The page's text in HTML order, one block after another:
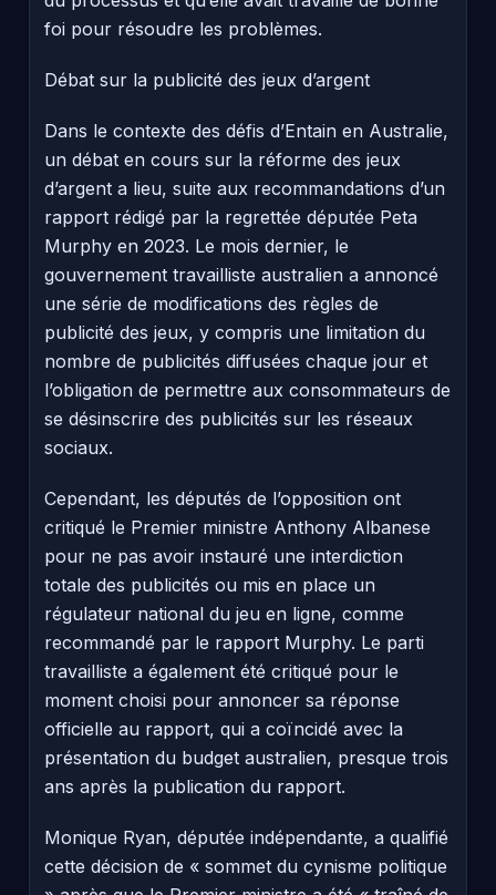
foi pour résoudre les problèmes.
Débat sur la publicité des jeux d’argent
Dans le contexte des défis d’Entain en Australie,
un débat en cours sur la réforme des jeux
d’argent a lieu, suite aux recommandations d’un
rapport rédigé par la regrettée députée Peta
Murphy en 2023. Le mois dernier, le
gouvernement travailliste australien a annoncé
une série de modifications des règles de
publicité des jeux, y compris une limitation du
nombre de publicités diffusées chaque jour et
l’obligation de permettre aux consommateurs de
se désinscrire des publicités sur les réseaux
sociaux.
Cependant, les députés de l’opposition ont
critiqué le Premier ministre Anthony Albanese
pour ne pas avoir instauré une interdiction
totale des publicités ou mis en place un
régulateur national du jeu en ligne, comme
recommandé par le rapport Murphy. Le parti
travailliste a également été critiqué pour le
moment choisi pour annoncer sa réponse
officielle au rapport, qui a coïncidé avec la
présentation du budget australien, presque trois
ans après la publication du rapport.
Monique Ryan, députée indépendante, a qualifié
cette décision de « sommet du cynisme politique